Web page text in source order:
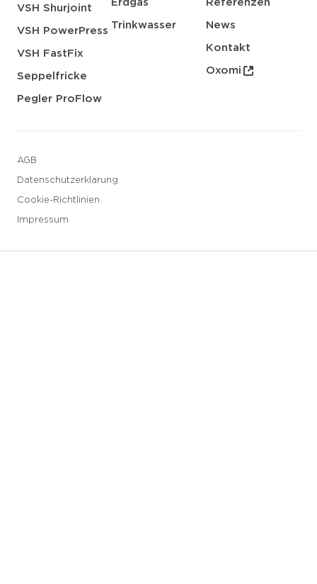
VSH Shurjoint
VSH PowerPress
VSH FastFix
Seppelfricke
Pegler ProFlow
Erdgas
Trinkwasser
Referenzen
News
Kontakt
Oxomi
AGB
Datenschutzerklarung
Cookie-Richtlinien
Impressum